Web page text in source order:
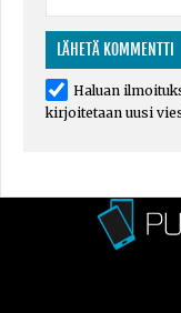
Haluan
kirjoitetaan uusi